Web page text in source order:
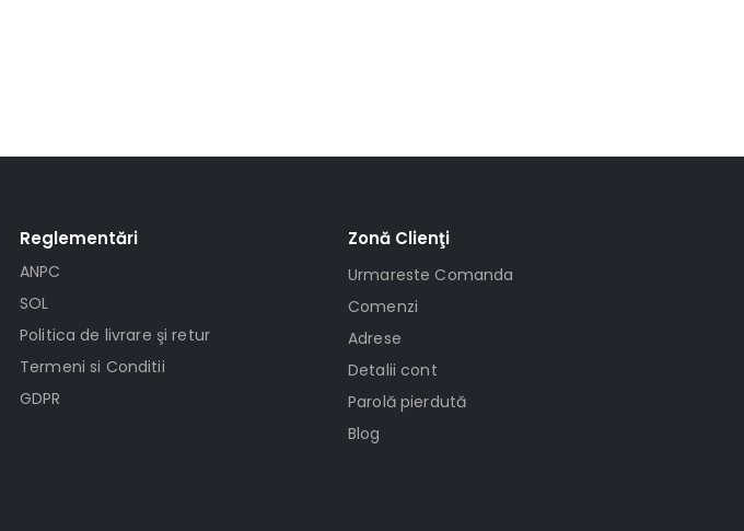
Reglementări
ANPC
SOL
Politica de livrare şi retur
Termeni si Conditii
GDPR
Zonă Clienţi
Urmareste Comanda
Comenzi
Adrese
Detalii cont
Parolă pierdută
Blog